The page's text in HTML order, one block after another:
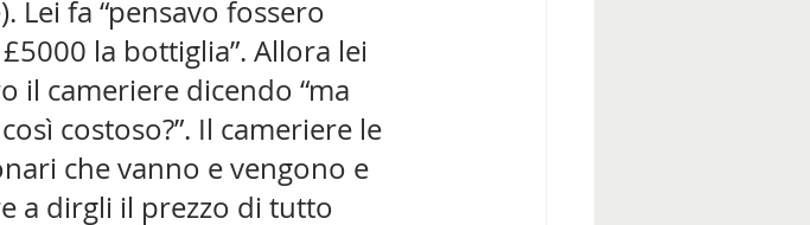
Lei fa “pensavo fossero
la bottiglia”. Allora lei
il cameriere dicendo “ma
costoso?”. Il cameriere le
che vanno e vengono e
a dirgli il prezzo di tutto